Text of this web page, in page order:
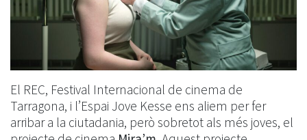
El REC, Festival Internacional de cinema de
Tarragona, i l’Espai Jove Kesse ens aliem per fer
arribar a la ciutadania, però sobretot als més joves, el